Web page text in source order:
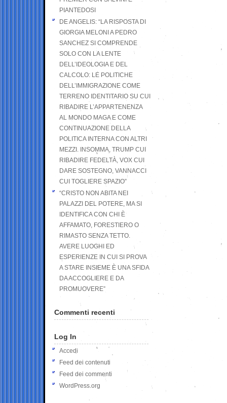
PIANTEDOSI
DE ANGELIS: “LA RISPOSTA DI
GIORGIA MELONI A PEDRO
SANCHEZ SI COMPRENDE
SOLO CON LA LENTE
DELL’IDEOLOGIA E DEL
CALCOLO: LE POLITICHE
DELL’IMMIGRAZIONE COME
TERRENO IDENTITARIO SU CUI
RIBADIRE L’APPARTENENZA
AL MONDO MAGA E COME
CONTINUAZIONE DELLA
POLITICA INTERNA CON ALTRI
MEZZI. INSOMMA, TRUMP CUI
RIBADIRE FEDELTÀ, VOX CUI
DARE SOSTEGNO, VANNACCI
CUI TOGLIERE SPAZIO”
“CRISTO NON ABITA NEI
PALAZZI DEL POTERE, MA SI
IDENTIFICA CON CHI È
AFFAMATO, FORESTIERO O
RIMASTO SENZA TETTO.
AVERE LUOGHI ED
ESPERIENZE IN CUI SI PROVA
A STARE INSIEME È UNA SFIDA
DA ACCOGLIERE E DA
PROMUOVERE”
Commenti recenti
Log In
Accedi
Feed dei contenuti
Feed dei commenti
WordPress.org